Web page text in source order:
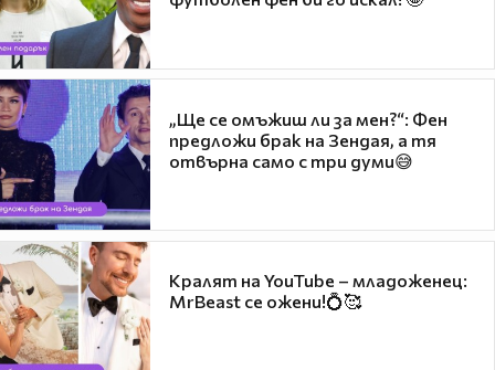
„Ще се омъжиш ли за мен?“: Фен
предложи брак на Зендая, а тя
отвърна само с три думи😅
Кралят на YouTube – младоженец:
MrBeast се ожени!💍🥰